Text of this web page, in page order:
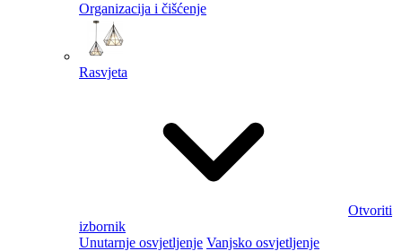
Organizacija i čišćenje
Rasvjeta
Otvoriti
izbornik
Unutarnje osvjetljenje Vanjsko osvjetljenje